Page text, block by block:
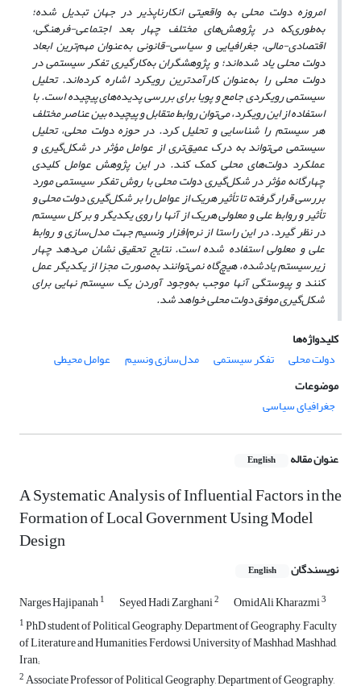
امروزه دولت محلی به واقعیتی انکارناپذیر در جهان تبدیل‌ شده؛
به‌طوری‌که در پژوهش‌های مختلف چهار بعد اجتماعی-‌فرهنگی،
اقتصادی-‌مالی، جغرافیایی و سیاسی-‌قانونی به‌عنوان مهم‌ترین ابعاد
دولت محلی یاد شده‌اند؛ و پژوهشگران به‌کارگیری تفکر سیستمی در
دولت محلی را به‌عنوان کارآمدترین رویکرد اشاره‌ کرده‌اند.تحلیل
سیستمی رویکردی جامع و پویا برای بررسی پدیده‌های پیچیده است.با
استفاده از این رویکرد، می‌توان روابط متقابل و پیچیده بین عناصر مختلف
هر سیستم را شناسایی و تحلیل کرد.در حوزه دولت محلی، تحلیل
سیستمی می‌تواند به درک عمیق‌تری از عوامل مؤثر در شکل‌گیری و
عملکرد دولت‌های محلی کمک کند. در این پژوهش عوامل کلیدی
چهارگانه مؤثر در شکل‌گیری دولت محلی با روش تفکر سیستمی مورد
بررسی قرار گرفته تا تأثیر هریک از عوامل را بر شکل‌گیری دولت محلی و
تأثیر و روابط علی و معلولی هریک از آنها را روی یکدیگر و بر کل سیستم
در نظر گیرد. در این راستا از نرم‌افزار ونسیم جهت مدل‌سازی و روابط
علی و معلولی استفاده شده است. نتایج تحقیق نشان می‌دهد چهار
زیرسیستمیادشده، هیچ‌گاه نمی‌توانند به‌صورت مجزا از یکدیگر عمل
کنند و پیوستگی آنها موجب به‌وجود آوردن یک سیستم نهایی برای
شکل‌گیری موفق دولت محلی خواهد شد.
کلیدواژه‌ها
دولت محلی
تفکر سیستمی مدل‌سازی ونسیم
عوامل محیطی
موضوعات
جغرافیای سیاسی
عنوان مقاله English
A Systematic Analysis of Influential Factors in the
Formation of Local Government Using Model
Design
نویسندگان English
Narges Hajipanah1 Seyed Hadi Zarghani2 OmidAli Kharazmi3
1PhD student of Political Geography, Department of Geography, Faculty
of Literature and Humanities, Ferdowsi University of Mashhad, Mashhad,
Iran;
2Associate Professor of Political Geography, Department of Geography,